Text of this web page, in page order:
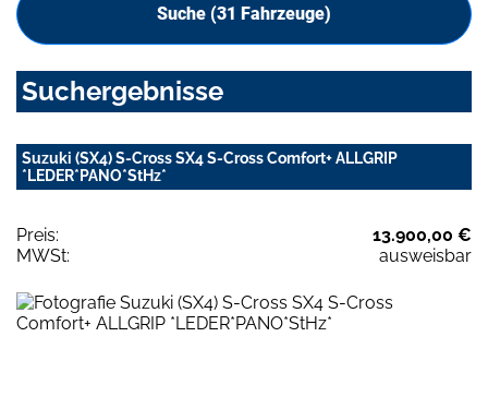
Suche (31 Fahrzeuge)
Suchergebnisse
Suzuki (SX4) S-Cross SX4 S-Cross Comfort+ ALLGRIP
*LEDER*PANO*StHz*
Preis:
13.900,00 €
MWSt:
ausweisbar